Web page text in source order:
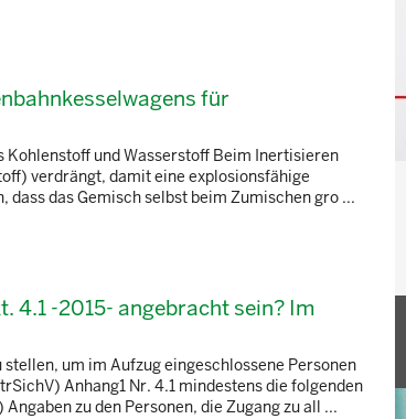
für
und Wasserstoff Beim Inertisieren
verdrängt, damit eine explosionsfähige
das Gemisch selbst beim Zumischen gro ...
4.1 -2015- angebracht sein? Im
um im Aufzug eingeschlossene Personen
Anhang1 Nr. 4.1 mindestens die folgenden
zu den Personen, die Zugang zu all ...